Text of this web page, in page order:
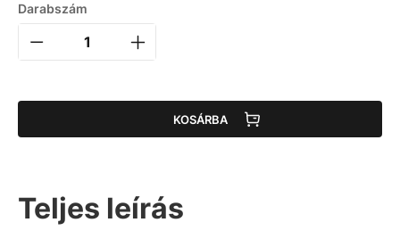
Darabszám
KOSÁRBA
Teljes leírás